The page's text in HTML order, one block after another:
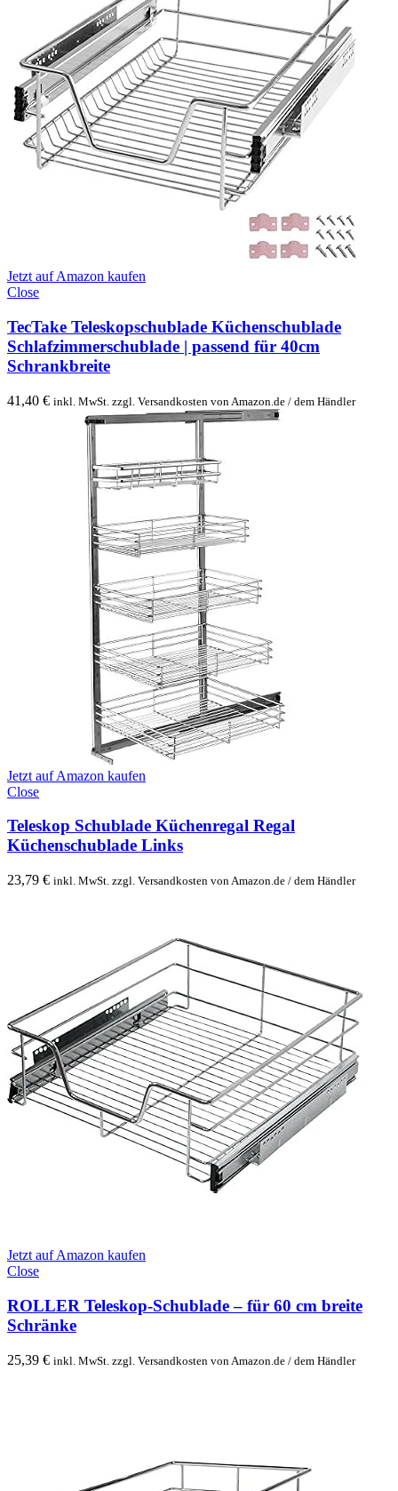
Jetzt auf Amazon kaufen
Close
TecTake Teleskopschublade Küchenschublade
Schlafzimmerschublade | passend für 40cm
Schrankbreite
41,40 € inkl. MwSt. zzgl. Versandkosten von Amazon.de / dem Händler
Jetzt auf Amazon kaufen
Close
Teleskop Schublade Küchenregal Regal
Küchenschublade Links
23,79 € inkl. MwSt. zzgl. Versandkosten von Amazon.de / dem Händler
Jetzt auf Amazon kaufen
Close
ROLLER Teleskop-Schublade – für 60 cm breite
Schränke
25,39 € inkl. MwSt. zzgl. Versandkosten von Amazon.de / dem Händler